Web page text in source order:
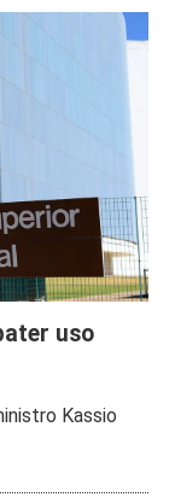
uso
Kassio